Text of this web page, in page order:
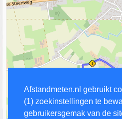
Afstandmeten.nl gebruikt
(1) zoekinstellingen te
gebruikersgemak van de